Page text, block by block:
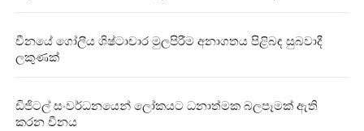
චීනයේ ගෝලීය ශිෂ්ටාචාර මුලපිරීම අනාගතය පිළිබඳ සුබවාදී
ලකුණක්
ඩිජිටල් සංවර්ධනයෙන් ලෝකයට ධනාත්මක බලපෑමක් ඇති
කරන චීනය